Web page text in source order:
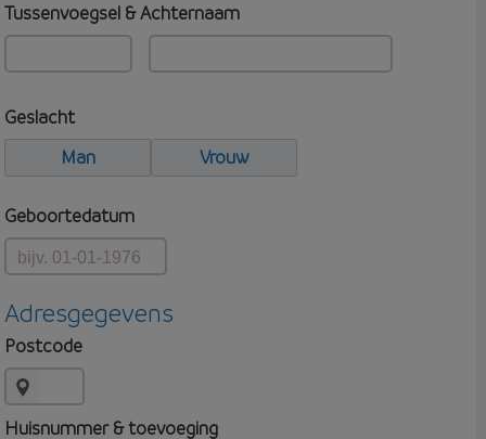
Tussenvoegsel & Achternaam
Geslacht
Man
Vrouw
Geboortedatum
Adresgegevens
Postcode
Huisnummer & toevoeging